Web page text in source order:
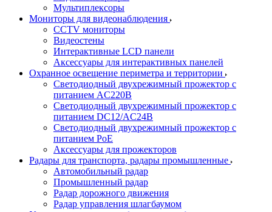
Мультиплексоры
Мониторы для видеонаблюдения
CCTV мониторы
Видеостены
Интерактивные LCD панели
Аксессуары для интерактивных панелей
Охранное освещение периметра и территории
Светодиодный двухрежимный прожектор с
питанием AC220В
Светодиодный двухрежимный прожектор с
питанием DC12/AC24В
Светодиодный двухрежимный прожектор с
питанием PoE
Аксессуары для прожекторов
Радары для транспорта, радары промышленные
Автомобильный радар
Промышленный радар
Радар дорожного движения
Радар управления шлагбаумом